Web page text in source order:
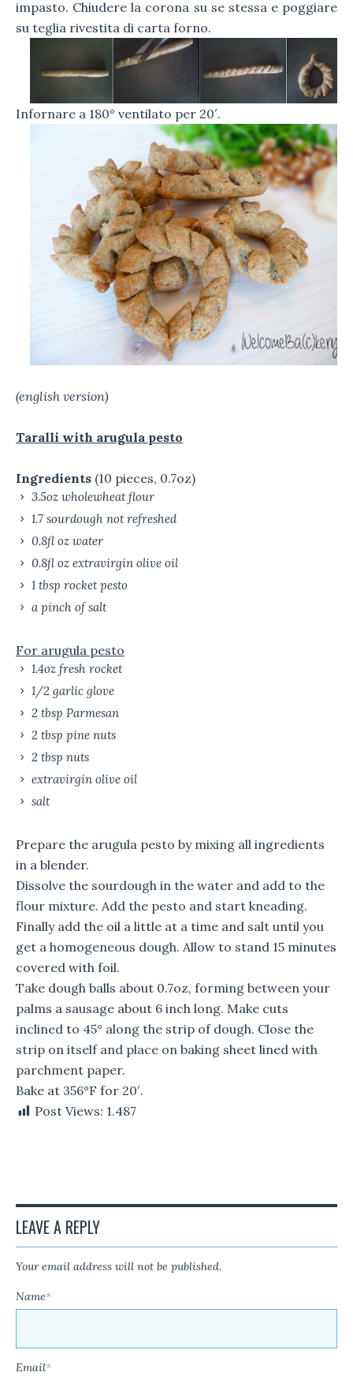
impasto. Chiudere la corona su se stessa e poggiare
su teglia rivestita di carta forno.
Infornare a 180° ventilato per 20′.
(english version)
Taralli with arugula pesto
Ingredients (10 pieces, 0.7oz)
3.5oz wholewheat flour
1.7 sourdough not refreshed
0.8fl oz water
0.8fl oz extravirgin olive oil
1 tbsp rocket pesto
a pinch of salt
For arugula pesto
1.4oz fresh rocket
1/2 garlic glove
2 tbsp Parmesan
2 tbsp pine nuts
2 tbsp nuts
extravirgin olive oil
salt
Prepare the arugula pesto by mixing all ingredients
in a blender.
Dissolve the sourdough in the water and add to the
flour mixture. Add the pesto and start kneading.
Finally add the oil a little at a time and salt until you
get a homogeneous dough. Allow to stand 15 minutes
covered with foil.
Take dough balls about 0.7oz, forming between your
palms a sausage about 6 inch long. Make cuts
inclined to 45° along the strip of dough. Close the
strip on itself and place on baking sheet lined with
parchment paper.
Bake at 356°F for 20′.
Post Views: 1.487
LEAVE A REPLY
Your email address will not be published.
Name*
Email*